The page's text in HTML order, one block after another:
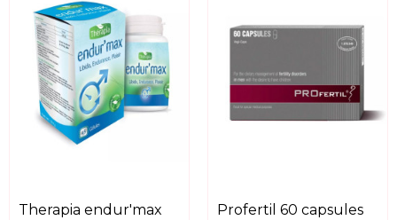
therapia endur'max
profertil 60 capsules